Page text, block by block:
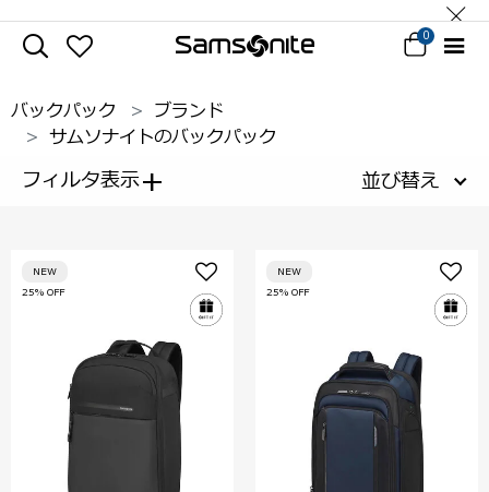
0
バックパック
ブランド
サムソナイトのバックパック
フィルタ表示+ 並び替え
25% OFF
NEW
25% OFF
NEW